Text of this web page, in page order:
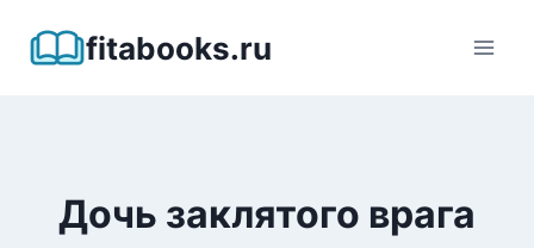
fitabooks.ru
Дочь заклятого врага